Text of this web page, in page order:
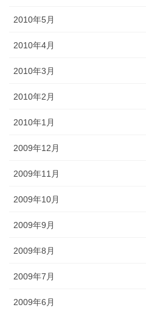
2010年5月
2010年4月
2010年3月
2010年2月
2010年1月
2009年12月
2009年11月
2009年10月
2009年9月
2009年8月
2009年7月
2009年6月